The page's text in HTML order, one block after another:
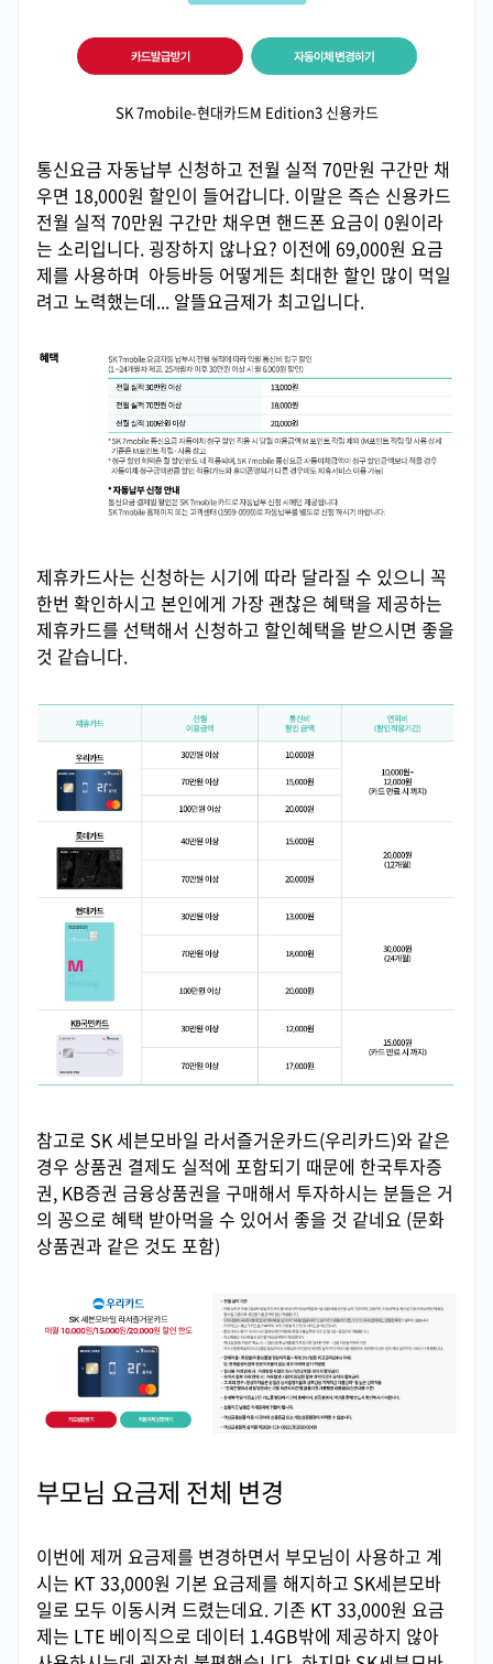
SK 7mobile-현대카드M Edition3 신용카드
통신요금 자동납부 신청하고 전월 실적 70만원 구간만 채
우면 18,000원 할인이 들어갑니다. 이말은 즉슨 신용카드
전월 실적 70만원 구간만 채우면 핸드폰 요금이 0원이라
는 소리입니다. 굉장하지 않나요? 이전에 69,000원 요금
제를 사용하며 아등바등 어떻게든 최대한 할인 많이 먹일
려고 노력했는데... 알뜰요금제가 최고입니다.
제휴카드사는 신청하는 시기에 따라 달라질 수 있으니 꼭
한번 확인하시고 본인에게 가장 괜찮은 혜택을 제공하는
제휴카드를 선택해서 신청하고 할인혜택을 받으시면 좋을
것 같습니다.
참고로 SK 세븐모바일 라서즐거운카드(우리카드)와 같은
경우 상품권 결제도 실적에 포함되기 때문에 한국투자증
권, KB증권 금융상품권을 구매해서 투자하시는 분들은 거
의 꽁으로 혜택 받아먹을 수 있어서 좋을 것 같네요 (문화
상품권과 같은 것도 포함)
부모님 요금제 전체 변경
이번에 제꺼 요금제를 변경하면서 부모님이 사용하고 계
시는 KT 33,000원 기본 요금제를 해지하고 SK세븐모바
일로 모두 이동시켜 드렸는데요. 기존 KT 33,000원 요금
제는 LTE 베이직으로 데이터 1.4GB밖에 제공하지 않아